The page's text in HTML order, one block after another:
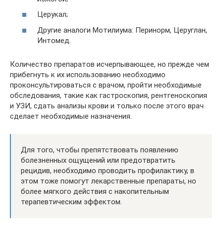
Церукал;
Другие аналоги Мотилиума: Перинорм, Церуглан,
Интомед.
Количество препаратов исчерпывающее, но прежде чем
прибегнуть к их использованию необходимо
проконсультироваться с врачом, пройти необходимые
обследования, такие как гастроскопия, рентгеноскопия
и УЗИ, сдать анализы крови и только после этого врач
сделает необходимые назначения.
Для того, чтобы препятствовать появлению
болезненных ощущений или предотвратить
рецидив, необходимо проводить профилактику, в
этом тоже помогут лекарственные препараты, но
более мягкого действия с накопительным
терапевтическим эффектом.